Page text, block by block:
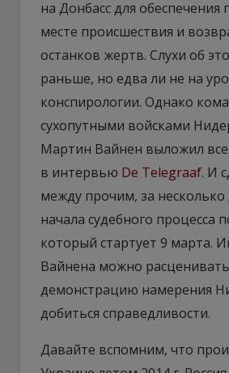
на Донбасс для обеспечения
месте происшествия и
останков жертв. Слухи об
раньше, но едва ли не на
конспирологии. Однако
сухопутными войсками
Мартин Вайнен выложил все
в интервью De Telegraaf. И
между прочим, за несколько
начала судебного процесса
который стартует 9 марта.
Вайнена можно
демонстрацию намерения
добиться справедливости.
Давайте вспомним, что